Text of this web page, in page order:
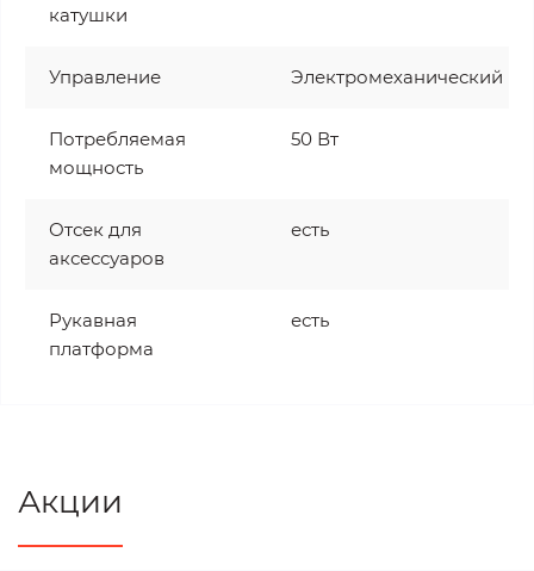
катушки
Управление Электромеханический
Потребляемая
мощность
50 Вт
Отсек для
аксессуаров
есть
Рукавная
платформа
есть
Акции